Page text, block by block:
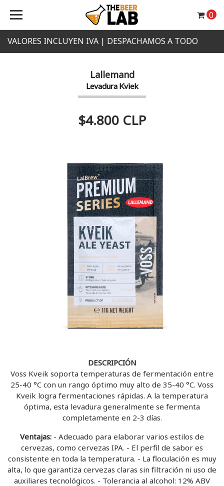
VALORES INCLUYEN IVA | DESPACHAMOS A TODO
0
Lallemand
Levadura Kviek
$4.800 CLP
DESCRIPCIÓN
Voss Kveik soporta temperaturas de fermentación entre
25-40 °C con un rango óptimo muy alto de 35-40 °C. Voss
Kveik logra fermentaciones rápidas. A la temperatura
óptima, esta levadura generalmente se fermenta
completamente en 2-3 días.
Ventajas: - Adecuado para elaborar varios estilos de
cervezas, como cervezas IPA. - El perfil de sabor es
consistente en toda la temperatura. - La floculación es muy
alta, lo que garantiza cervezas claras sin filtración ni uso de
auxiliares tecnológicos. - Tolerancia al alcohol: 12% ABV